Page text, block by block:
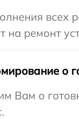
всех
на ремонт
о
Вам о